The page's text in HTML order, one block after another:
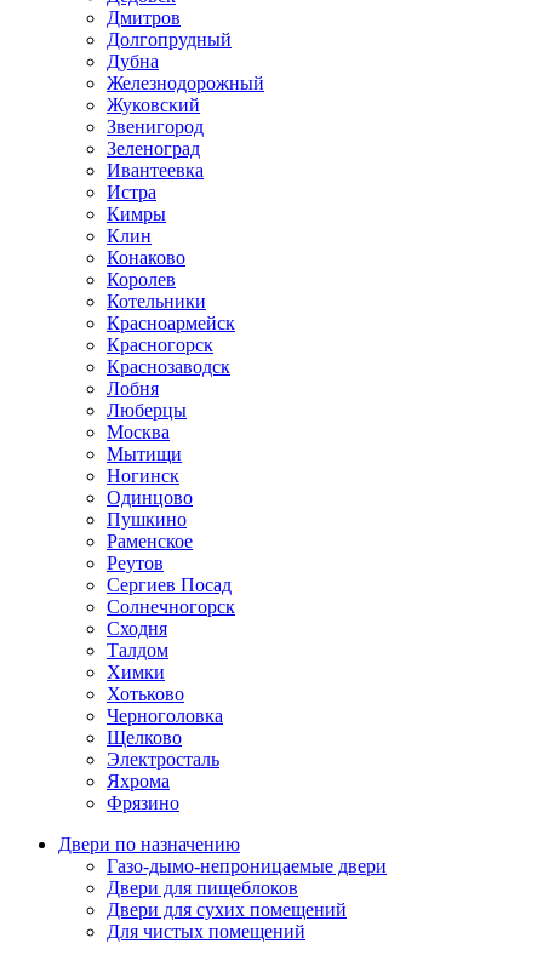
Дмитров
Долгопрудный
Дубна
Железнодорожный
Жуковский
Звенигород
Зеленоград
Ивантеевка
Истра
Кимры
Клин
Конаково
Королев
Котельники
Красноармейск
Красногорск
Краснозаводск
Лобня
Люберцы
Москва
Мытищи
Ногинск
Одинцово
Пушкино
Раменское
Реутов
Сергиев Посад
Солнечногорск
Сходня
Талдом
Химки
Хотьково
Черноголовка
Щелково
Электросталь
Яхрома
Фрязино
Двери по назначению
Газо-дымо-непроницаемые двери
Двери для пищеблоков
Двери для сухих помещений
Для чистых помещений